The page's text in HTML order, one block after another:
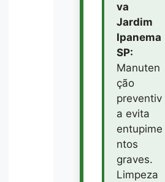
va
Jardim
Ipanema
SP:
Manuten
ção
preventiv
a evita
entupime
ntos
graves.
Limpeza